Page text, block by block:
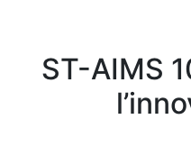
ST-AIMS